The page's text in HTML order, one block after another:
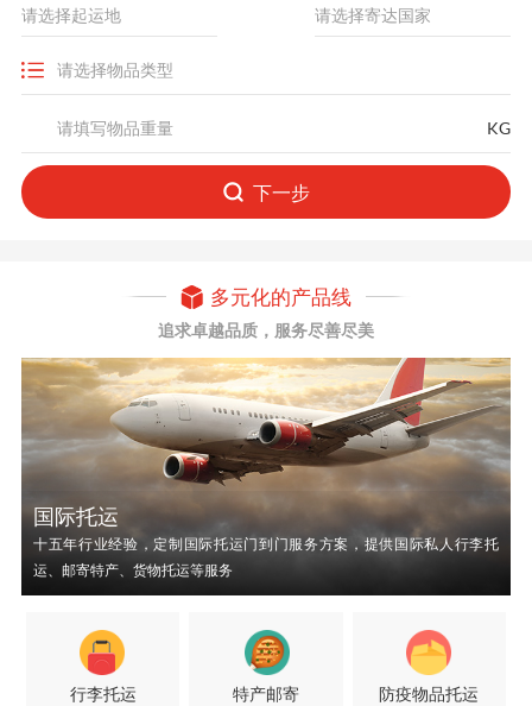
KG
下一步
多元化的产品线
追求卓越品质，服务尽善尽美
国际托运
十五年行业经验，定制国际托运门到门服务方案，提供国际私人行李托
运、邮寄特产、货物托运等服务
行李托运 特产邮寄 防疫物品托运